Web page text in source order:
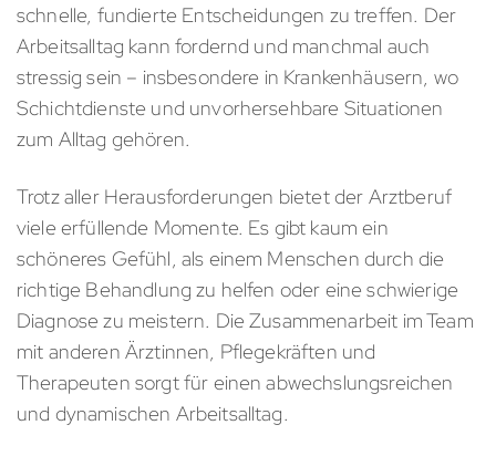
schnelle, fundierte Entscheidungen zu treffen. Der
Arbeitsalltag kann fordernd und manchmal auch
stressig sein – insbesondere in Krankenhäusern, wo
Schichtdienste und unvorhersehbare Situationen
zum Alltag gehören.
Trotz aller Herausforderungen bietet der Arztberuf
viele erfüllende Momente. Es gibt kaum ein
schöneres Gefühl, als einem Menschen durch die
richtige Behandlung zu helfen oder eine schwierige
Diagnose zu meistern. Die Zusammenarbeit im Team
mit anderen Ärztinnen, Pflegekräften und
Therapeuten sorgt für einen abwechslungsreichen
und dynamischen Arbeitsalltag.